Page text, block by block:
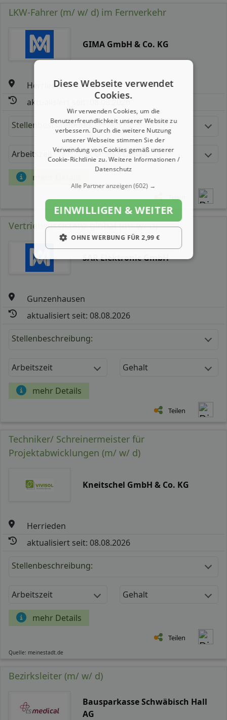
LKW-Fahrer (m/ w/ d) im Fernverkehr
GIMA GmbH & Co. KG
Herrieden
aktualisiert seit: 08.08.2026
Stellenbeschreibung:
Arbeitszeit Gehalt
mehr Details
Teilen
Vertriebsassistenz global (m/ w/ d)
SAR Elektronic GmbH
Gunzenhausen
aktualisiert seit: 08.08.2026
Stellenbeschreibung:
Arbeitszeit Gehalt
mehr Details
Teilen
Techniker/ Schreinermeister für
Projektabwicklungen (m/ w/ d)
Kneitschel GmbH & Co. KG
Herrieden
aktualisiert seit: 08.08.2026
Stellenbeschreibung:
Arbeitszeit Gehalt
mehr Details
Teilen
Quelle: meinestadt.de
Bezirksleiter (m/ w/ d)
Bausparkasse Schwäbisch Hall
AG
Diese Webseite verwendet
Cookies.
Wir verwenden Cookies, um die
Benutzerfreundlichkeit unserer Website zu
verbessern. Durch die weitere Nutzung
unserer Webseite stimmen Sie der
Verwendung von Cookies gemäß unserer
Cookie-Richtlinie zu.Weitere Informationen /
Datenschutz
Alle Partner anzeigen(602) →
EINWILLIGEN & WEITER
OHNE WERBUNG FÜR 2,99 €